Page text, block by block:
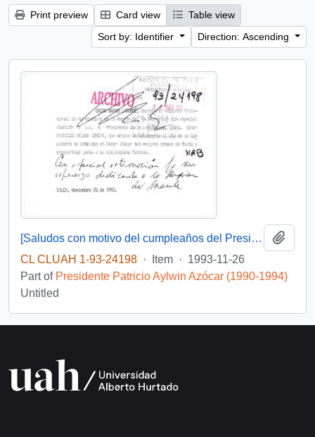
Print preview Card view
Table view
Sort by: Identifier
Direction: Ascending
[Saludos con motivo del cumpleaños del Presidente]
CL CLUAH 1-93-24198 · Item · 1993-11-26
Part of Presidente Patricio Aylwin Azócar (1990-1994)
Untitled